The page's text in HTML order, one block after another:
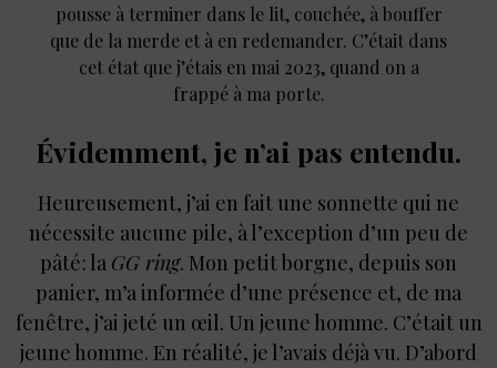
pousse à terminer dans le lit, couchée, à bouffer
que de la merde et à en redemander. C’était dans
cet état que j’étais en mai 2023, quand on a
frappé à ma porte.
Évidemment, je n’ai pas entendu.
Heureusement, j’ai en fait une sonnette qui ne
nécessite aucune pile, à l’exception d’un peu de
pâté : la GG ring. Mon petit borgne, depuis son
panier, m’a informée d’une présence et, de ma
fenêtre, j’ai jeté un œil. Un jeune homme. C’était un
jeune homme. En réalité, je l’avais déjà vu. D’abord